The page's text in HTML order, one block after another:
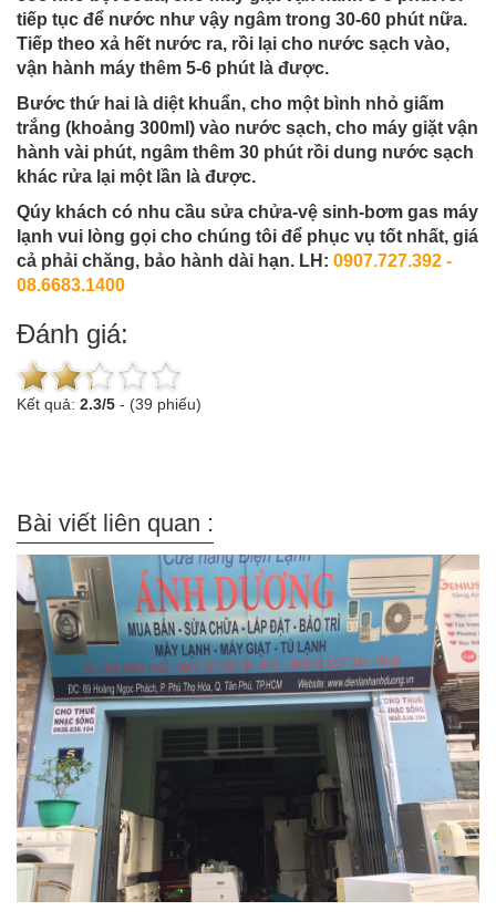
tiếp tục để nước như vậy ngâm trong 30-60 phút nữa.
Tiếp theo xả hết nước ra, rồi lại cho nước sạch vào,
vận hành máy thêm 5-6 phút là được.
Bước thứ hai là diệt khuẩn, cho một bình nhỏ giấm
trắng (khoảng 300ml) vào nước sạch, cho máy giặt vận
hành vài phút, ngâm thêm 30 phút rồi dung nước sạch
khác rửa lại một lần là được.
Qúy khách có nhu cầu sửa chửa-vệ sinh-bơm gas máy
lạnh vui lòng gọi cho chúng tôi để phục vụ tốt nhất, giá
cả phải chăng, bảo hành dài hạn. LH: 0907.727.392 -
08.6683.1400
Đánh giá:
Kết quả: 2.3/5 - (39 phiếu)
Bài viết liên quan :